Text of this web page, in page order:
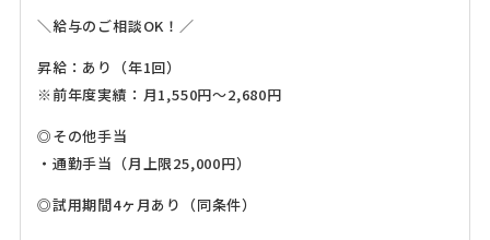
＼給与のご相談OK！／
昇給：あり（年1回）
※前年度実績：月1,550円～2,680円
◎その他手当
・通勤手当（月上限25,000円）
◎試用期間4ヶ月あり（同条件）